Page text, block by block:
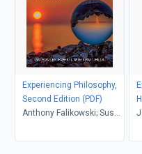
Experiencing Philosophy,
Second Edition (PDF)
Anthony Falikowski; Susan